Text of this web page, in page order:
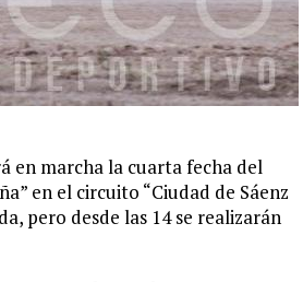
en marcha la cuarta fecha del
en el circuito “Ciudad de Sáenz
pero desde las 14 se realizarán